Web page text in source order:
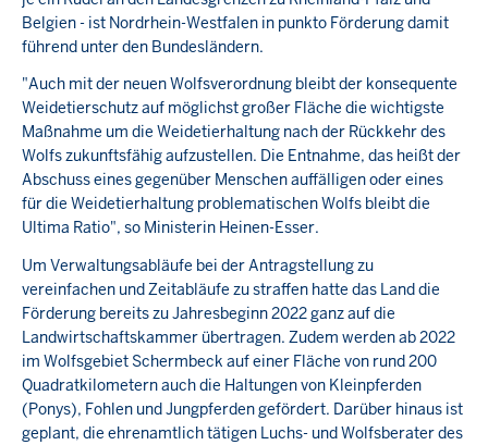
Belgien - ist Nordrhein-Westfalen in punkto Förderung damit
führend unter den Bundesländern.
"Auch mit der neuen Wolfsverordnung bleibt der konsequente
Weidetierschutz auf möglichst großer Fläche die wichtigste
Maßnahme um die Weidetierhaltung nach der Rückkehr des
Wolfs zukunftsfähig aufzustellen. Die Entnahme, das heißt der
Abschuss eines gegenüber Menschen auffälligen oder eines
für die Weidetierhaltung problematischen Wolfs bleibt die
Ultima Ratio", so Ministerin Heinen-Esser.
Um Verwaltungsabläufe bei der Antragstellung zu
vereinfachen und Zeitabläufe zu straffen hatte das Land die
Förderung bereits zu Jahresbeginn 2022 ganz auf die
Landwirtschaftskammer übertragen. Zudem werden ab 2022
im Wolfsgebiet Schermbeck auf einer Fläche von rund 200
Quadratkilometern auch die Haltungen von Kleinpferden
(Ponys), Fohlen und Jungpferden gefördert. Darüber hinaus ist
geplant, die ehrenamtlich tätigen Luchs- und Wolfsberater des